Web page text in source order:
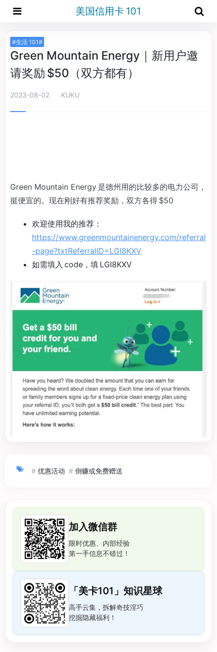
美国信用卡 101
#生活 101#
Green Mountain Energy｜新用户邀
请奖励 $50（双方都有）
2023-08-02 KUKU
Green Mountain Energy 是德州用的比较多的电力公司，
挺便宜的。现在刚好有推荐奖励，双方各得 $50
欢迎使用我的推荐：
https://www.greenmountainenergy.com/referral
-page?txtReferralID=LGI8KXV
如需填入 code，填 LGI8KXV
# 优惠活动 # 倒赚或免费赠送
加入微信群
限时优惠、内部经验
第一手信息不错过！
「美卡101」知识星球
高手云集，拆解奇技淫巧
挖掘隐藏福利！